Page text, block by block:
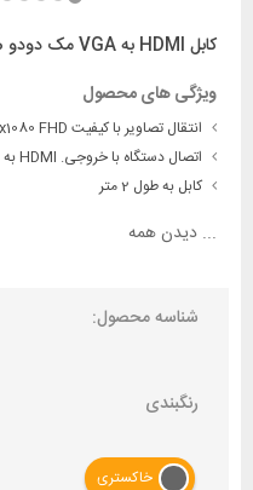
کابل HDMI به VGA مک دودو Mcdodo CA-7770 طول 2 متر
ویژگی های محصول
انتقال تصاویر با کیفیت 1920x1080 FHD
اتصال دستگاه با خروجی. HDMI به پخش کننده تصویر با درگاه VGA
کابل به طول 2 متر
... دیدن همه
شناسه محصول:
رنگبندی
خاکستری